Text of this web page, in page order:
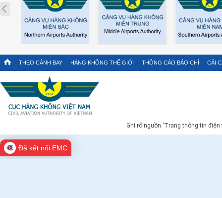
Prev
THEO CÁNH BAY HÀNG KHÔNG THẾ GIỚI THÔNG CÁO BÁO CHÍ CẢI
Ghi rõ nguồn 'Trang thông tin
Đã kết nối EMC